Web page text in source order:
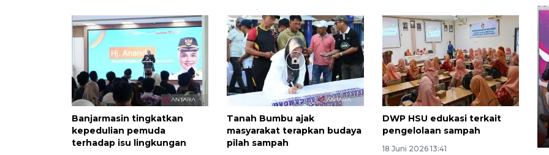
Banjarmasin tingkatkan
kepedulian pemuda
terhadap isu lingkungan
Tanah Bumbu ajak
masyarakat terapkan budaya
pilah sampah
DWP HSU edukasi terkait
pengelolaan sampah
18 Juni 2026 13:41
Ketua DPRD Syahrial hadiri
pembukaan Turnamen Sepak
Bola Usia Dini
23 Juli 2026 21:36